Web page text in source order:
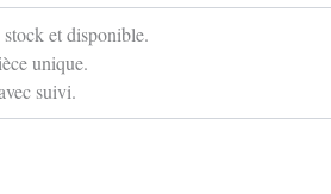
stock et disponible.
unique.
suivi.